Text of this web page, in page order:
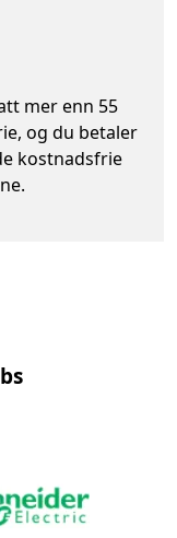
mer enn 55
og du betaler
kostnadsfrie